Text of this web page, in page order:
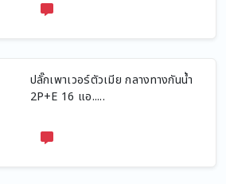
ปลั๊กเพาเวอร์ตัวเมีย กลางทางกันน้ำ
2P+E 16 แอ.....